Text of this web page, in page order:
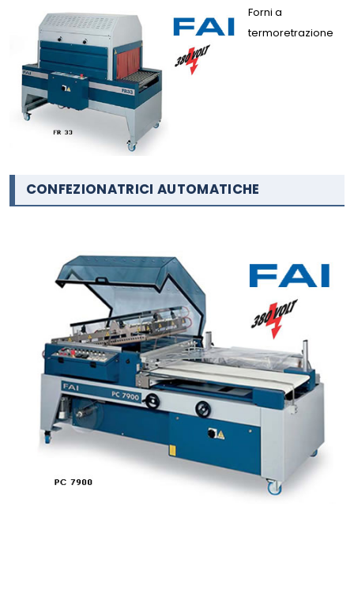
Forni a
termoretrazione
CONFEZIONATRICI AUTOMATICHE